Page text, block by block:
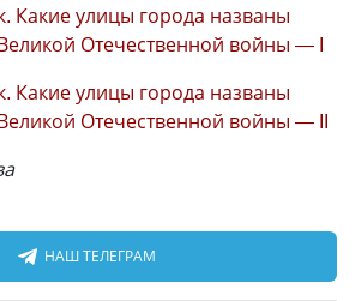
Какие улицы города названы
Отечественной войны — I
Какие улицы города названы
Отечественной войны — II
НАШ ТЕЛЕГРАМ